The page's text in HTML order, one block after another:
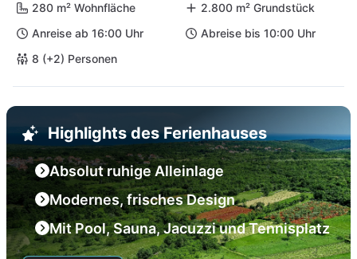
280 m² Wohnfläche
2.800 m² Grundstück
Anreise ab 16:00 Uhr
Abreise bis 10:00 Uhr
8 (+2) Personen
Highlights des Ferienhauses
Absolut ruhige Alleinlage
Modernes, frisches Design
Mit Pool, Sauna, Jacuzzi und Tennisplatz